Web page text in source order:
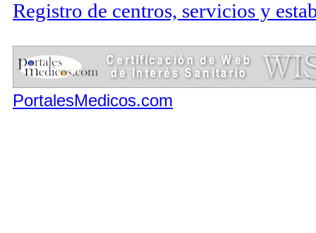
Registro de centros, servicios y
PortalesMedicos.com